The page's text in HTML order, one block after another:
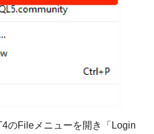
のFileメニューを開き「Login